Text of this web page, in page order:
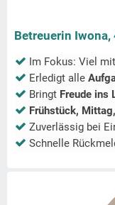
Betreuerin
Im Fokus: Viel mit
Erledigt alle
Bringt Freude ins
Frühstück,
Zuverlässig bei
Schnelle